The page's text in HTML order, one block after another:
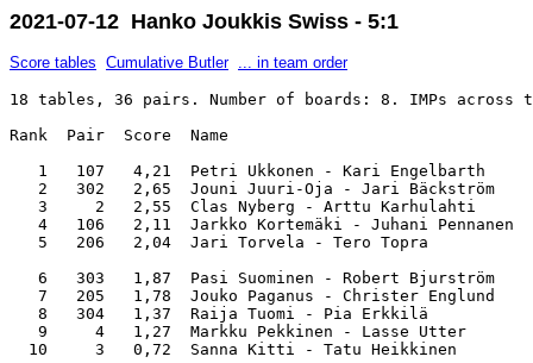
2021-07-12 Hanko Joukkis Swiss - 5:1
Score tables Cumulative Butler ... in team order
18 tables, 36 pairs. Number of boards: 8. IMPs
Rank  Pair  Score  Name
1   107   4,21  Petri Ukkonen - Kari
2   302   2,65  Jouni Juuri-Oja - Jari
3     2   2,55  Clas Nyberg - Arttu Karhulahti
4   106   2,11  Jarkko Kortemäki - Juhani
5   206   2,04  Jari Torvela - Tero Topra
6   303   1,87  Pasi Suominen - Robert Bjurström
7   205   1,78  Jouko Paganus - Christer
8   304   1,37  Raija Tuomi - Pia
9     4   1,27  Markku Pekkinen - Lasse
10     3   0,72  Sanna Kitti - Tatu Heikkinen